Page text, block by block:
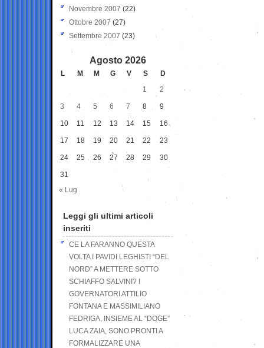
Novembre 2007 (22)
Ottobre 2007 (27)
Settembre 2007 (23)
Agosto 2026
L M M G V S
D
1
2
3 4 5 6 7 8 9
10 11 12 13 14 15 16
17 18 19 20 21 22 23
24 25 26 27 28 29 30
31
« Lug
Leggi gli ultimi articoli
inseriti
CE LA FARANNO QUESTA
VOLTA I PAVIDI LEGHISTI “DEL
NORD” A METTERE SOTTO
SCHIAFFO SALVINI? I
GOVERNATORI ATTILIO
FONTANA E MASSIMILIANO
FEDRIGA, INSIEME AL “DOGE”
LUCA ZAIA, SONO PRONTI A
FORMALIZZARE UNA